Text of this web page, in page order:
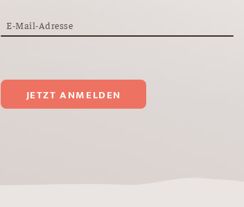
E-Mail-Adresse
JETZT ANMELDEN